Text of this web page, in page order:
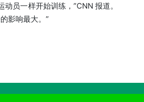
动员一样开始训练，”CNN 报道。
影响最大。”